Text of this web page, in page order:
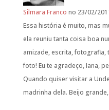
Silmara Franco no 23/02/
Essa história é muito, mas
ela reuniu tanta coisa boa
amizade, escrita, fotografia,
foto! Eu te agradeço, Iana,
Quando quiser visitar a
madrinha dela. Beijo